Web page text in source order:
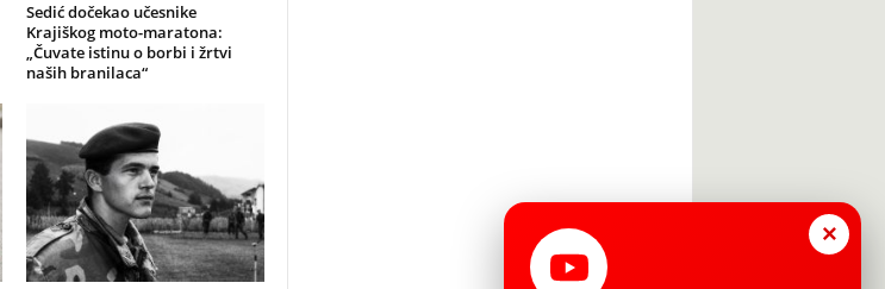
Sedić dočekao učesnike
Krajiškog moto-maratona:
„Čuvate istinu o borbi i žrtvi
naših branilaca“
×